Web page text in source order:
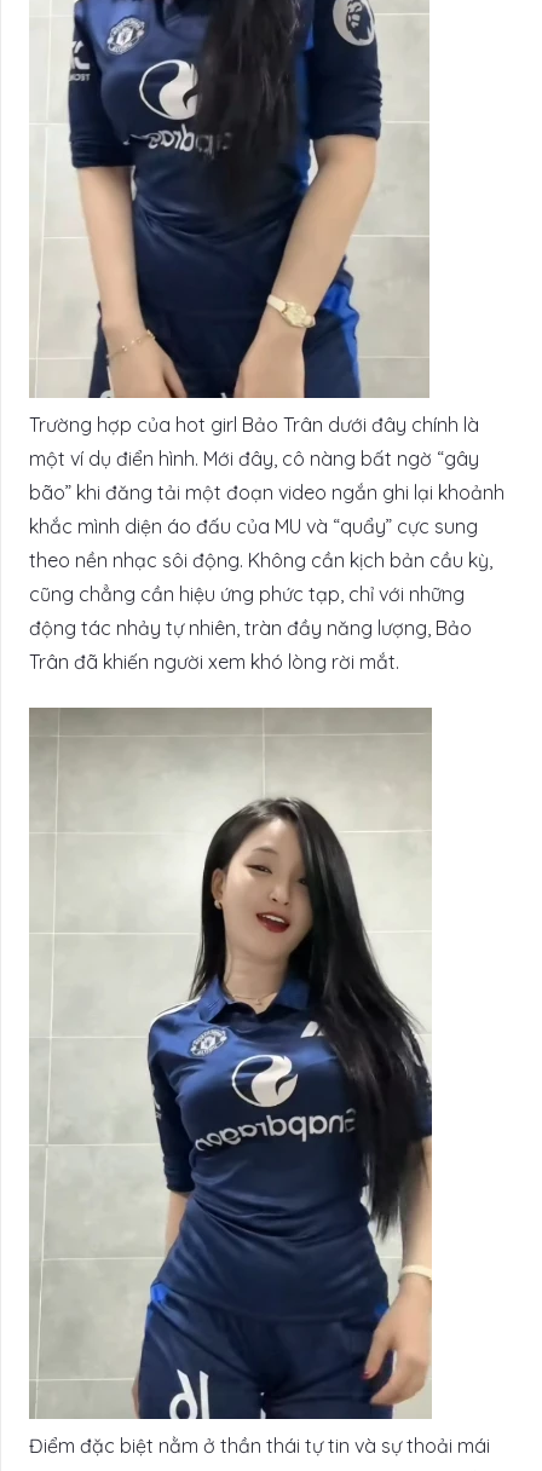
Trường hợp của hot girl Bảo Trân dưới đây chính là
một ví dụ điển hình. Mới đây, cô nàng bất ngờ “gây
bão” khi đăng tải một đoạn video ngắn ghi lại khoảnh
khắc mình diện áo đấu của MU và “quẩy” cực sung
theo nền nhạc sôi động. Không cần kịch bản cầu kỳ,
cũng chẳng cần hiệu ứng phức tạp, chỉ với những
động tác nhảy tự nhiên, tràn đầy năng lượng, Bảo
Trân đã khiến người xem khó lòng rời mắt.
Điểm đặc biệt nằm ở thần thái tự tin và sự thoải mái